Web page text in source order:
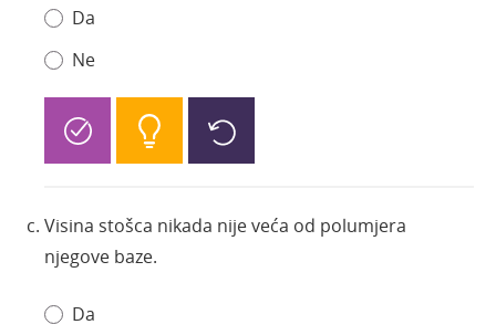
Da
Ne
Visina stošca nikada nije veća od polumjera
njegove baze.
Da